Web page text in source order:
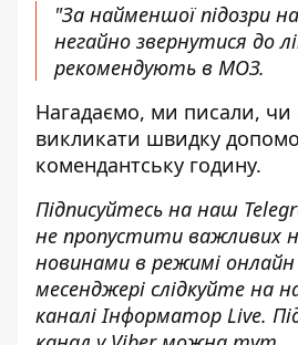
"За найменшої підозри
негайно звернутися до
рекомендують в МОЗ.
Нагадаємо, ми писали, чи
викликати швидку
комендантську годину.
Підписуйтесь на наш
не пропустити важливих
новинами в режимі
месенджері слідкуйте на
каналіІнформатор Live.